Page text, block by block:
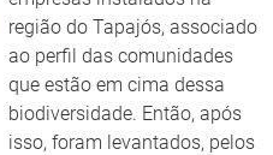
região do Tapajós, associado
ao perfil das comunidades
que estão em cima dessa
biodiversidade. Então, após
isso, foram levantados, pelos